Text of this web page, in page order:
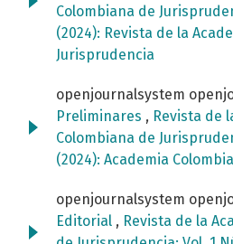
Colombiana de
(2024): Revista de la
Jurisprudencia
openjournalsystem
Preliminares , Revista de
Colombiana de
(2024): Academia
openjournalsystem
Editorial , Revista de la